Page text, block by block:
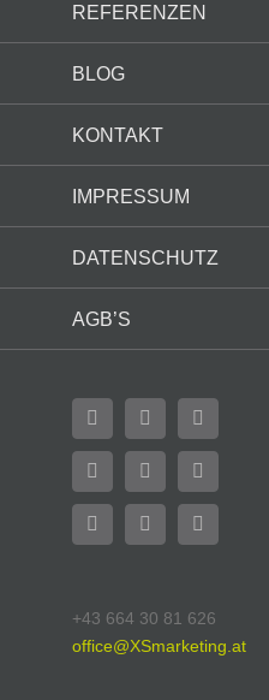
REFERENZEN
BLOG
KONTAKT
IMPRESSUM
DATENSCHUTZ
AGB’S
FacebookFlickr X
YouTubeInstagramPinterest
LinkedInEmail WhatsApp
+43 664 30 81 626
office@XSmarketing.at